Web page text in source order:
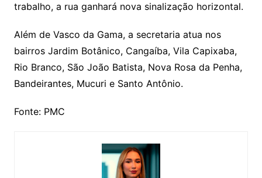
trabalho, a rua ganhará nova sinalização horizontal.
Além de Vasco da Gama, a secretaria atua nos
bairros Jardim Botânico, Cangaíba, Vila Capixaba,
Rio Branco, São João Batista, Nova Rosa da Penha,
Bandeirantes, Mucuri e Santo Antônio.
Fonte: PMC